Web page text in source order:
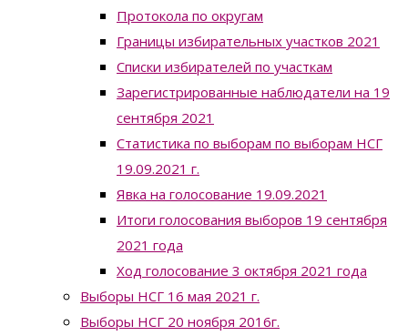
Протокола по округам
Границы избирательных участков 2021
Списки избирателей по участкам
Зарегистрированные наблюдатели на 19
сентября 2021
Статистика по выборам по выборам НСГ
19.09.2021 г.
Явка на голосование 19.09.2021
Итоги голосования выборов 19 сентября
2021 года
Ход голосование 3 октября 2021 года
Выборы НСГ 16 мая 2021 г.
Выборы НСГ 20 ноября 2016г.